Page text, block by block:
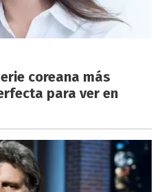
coreana más
para ver en